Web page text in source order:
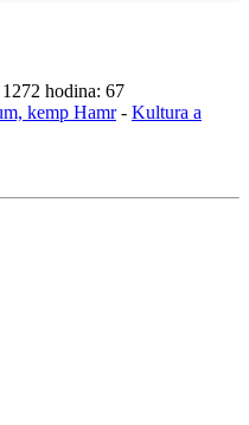
1272 hodina: 67
kemp Hamr- Kultura a